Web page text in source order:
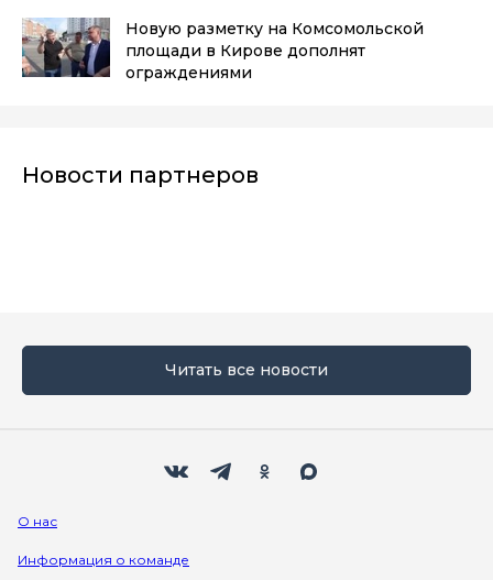
Новую разметку на Комсомольской
площади в Кирове дополнят
ограждениями
Новости партнеров
Читать все новости
О нас
Информация о команде